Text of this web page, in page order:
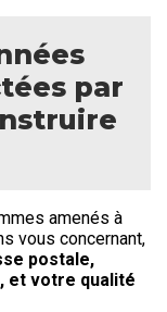
par
amenés à
vous concernant,
postale,
et votre qualité